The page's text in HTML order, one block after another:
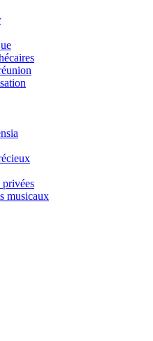
musicaux